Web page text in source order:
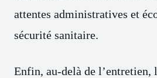
attentes administratives et
sécurité sanitaire.
Enfin, au-delà de